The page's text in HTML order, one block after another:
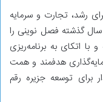
رشد، تجارت و سرمایه
گذشته فصل نوینی را
اتکای به برنامه‌ریزی
هدفمند و همت
برای توسعه جزیره رقم